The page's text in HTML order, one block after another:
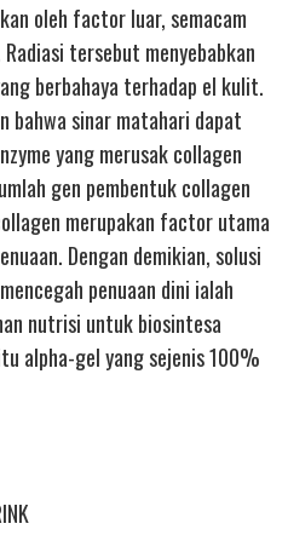
oleh factor luar, semacam
tersebut menyebabkan
berbahaya terhadap el kulit.
bahwa sinar matahari dapat
yang merusak collagen
gen pembentuk collagen
merupakan factor utama
Dengan demikian, solusi
penuaan dini ialah
nutrisi untuk biosintesa
alpha-gel yang sejenis 100%